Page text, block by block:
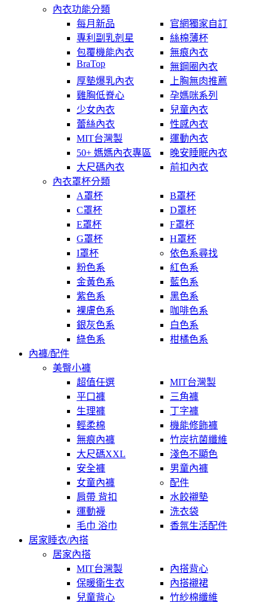
內衣功能分類
每月新品
官網獨家自訂
專利副乳剋星
絲棉薄杯
包覆機能內衣
無痕內衣
BraTop
無鋼圈內衣
厚墊爆乳內衣
上胸無肉推薦
雞胸低脊心
孕媽咪系列
少女內衣
兒童內衣
蕾絲內衣
性感內衣
MIT台灣製
運動內衣
50+ 媽媽內衣專區
晚安睡眠內衣
大尺碼內衣
前扣內衣
內衣罩杯分類
A罩杯
B罩杯
C罩杯
D罩杯
E罩杯
F罩杯
G罩杯
H罩杯
I罩杯
依色系尋找
粉色系
紅色系
金黃色系
藍色系
紫色系
黑色系
裸膚色系
咖啡色系
銀灰色系
白色系
綠色系
柑橘色系
內褲/配件
美臀小褲
超值任選
MIT台灣製
平口褲
三角褲
生理褲
丁字褲
輕柔棉
機能修飾褲
無痕內褲
竹炭抗菌纖維
大尺碼XXL
淺色不顯色
安全褲
男童內褲
女童內褲
配件
肩帶 背扣
水餃襯墊
運動襪
洗衣袋
毛巾 浴巾
香氛生活配件
居家睡衣/內搭
居家內搭
MIT台灣製
內搭背心
保暖衛生衣
內搭襯裙
兒童背心
竹紗棉纖維